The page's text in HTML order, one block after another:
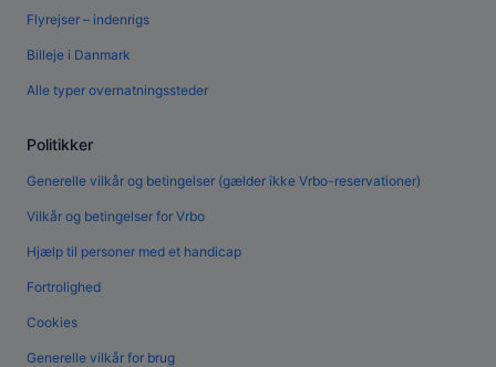
Flyrejser – indenrigs
Billeje i Danmark
Alle typer overnatningssteder
Politikker
Generelle vilkår og betingelser (gælder ikke Vrbo-reservationer)
Vilkår og betingelser for Vrbo
Hjælp til personer med et handicap
Fortrolighed
Cookies
Generelle vilkår for brug